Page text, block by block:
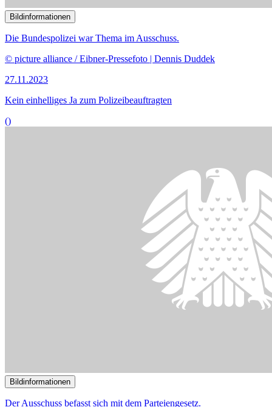
Bildinformationen
Die Bundespolizei war Thema im Ausschuss.
© picture alliance / Eibner-Pressefoto | Dennis Duddek
27.11.2023
Kein einhelliges Ja zum Polizeibeauftragten
()
Der Ausschuss befasst sich mit dem Parteiengesetz.
© picture alliance / Chromorange/ Michael Bihlmayer